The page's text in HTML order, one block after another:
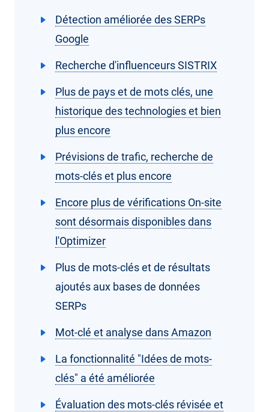
Détection améliorée des SERPs
Google
Recherche d'influenceurs SISTRIX
Plus de pays et de mots clés, une
historique des technologies et bien
plus encore
Prévisions de trafic, recherche de
mots-clés et plus encore
Encore plus de vérifications On-site
sont désormais disponibles dans
l'Optimizer
Plus de mots-clés et de résultats
ajoutés aux bases de données
SERPs
Mot-clé et analyse dans Amazon
La fonctionnalité "Idées de mots-
clés" a été améliorée
Évaluation des mots-clés révisée et